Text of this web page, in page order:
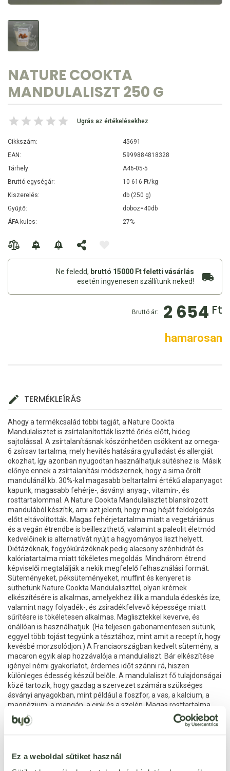
Ez a weboldal sütiket használ
NATURE COOKTA
MANDULALISZT 250 G
Ugrás az értékelésekhez
Cikkszám:
45691
EAN:
5999884818328
Tárhely:
A46-05-5
Bruttó egységár:
10 616 Ft/kg
Kiszerelés:
db (250 g)
Gyűjtő:
doboz=40db
ÁFA kulcs:
27%
Ne feledd, bruttó 15000 Ft feletti vásárlás
esetén ingyenesen szállítunk neked!
Bruttó ár: 2 654 Ft
hamarosan
TERMÉKLEÍRÁS
Ahogy a termékcsalád többi tagját, a Nature Cookta
Mandulalisztet is zsírtalanították lisztté őrlés előtt, hideg
sajtolással. A zsírtalanításnak köszönhetően csökkent az omega-
6 zsírsav tartalma, mely hevítés hatására gyulladást és allergiát
okozhat, így azonban nyugodtan használhatjuk sütéshez is. Másik
előnye ennek a zsírtalanítási módszernek, hogy a sima őrölt
mandulánál kb. 30%-kal magasabb beltartalmi értékű alapanyagot
kapunk, magasabb fehérje-, ásványi anyag-, vitamin-, és
rosttartalommal. A Nature Cookta Mandulalisztet blansírozott
mandulából készítik, ami azt jelenti, hogy mag héját feldolgozás
előtt eltávolították. Magas fehérjetartalma miatt a vegetáriánus
és a vegán étrendbe is beilleszthető, valamint a paleolit életmód
kedvelőinek is alternatívát nyújt a hagyományos liszt helyett.
Diétázóknak, fogyókúrázóknak pedig alacsony szénhidrát és
kalóriatartalma miatt tökéletes megoldás. Mindhárom étrend
képviselői megtalálják a nekik megfelelő felhasználási formát.
Süteményeket, péksüteményeket, muffint és kenyeret is
süthetünk Nature Cookta Mandulaliszttel, olyan krémek
elkészítésére is alkalmas, amelyekhez illik a mandula édeskés íze,
valamint nagy folyadék-, és zsiradékfelvevő képessége miatt
sűrítésre is tökéletesen alkalmas. Maglisztekkel keverve, és
önállóan is használhatjuk. (Ha teljesen gabonamentesen sütünk,
eggyel több tojást tegyünk a tésztához, mint amit a recept ír, hogy
kevésbé morzsolódjon.) A Franciaországban kedvelt sütemény, a
macaron egyik alap hozzávalója a mandulaliszt. Bár elkészítése
igényel némi gyakorlatot, érdemes időt szánni rá, hiszen
különleges édesség készül belőle. A mandulaliszt fő tulajdonságai
közé tartozik, hogy gazdag a szervezet számára szükséges
ásványi anyagokban, mint például a foszfor, a vas, a kalcium, a
magnézium, a mangán, a cink és a szelén. Magas rosttartalma
segíti az emésztést. Tartalmaz: 100% mandulaliszt